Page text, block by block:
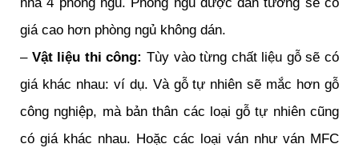
nhà 4 phòng ngủ. Phòng ngủ được dán tường sẽ có
giá cao hơn phòng ngủ không dán.
– Vật liệu thi công: Tùy vào từng chất liệu gỗ sẽ có
giá khác nhau: ví dụ. Và gỗ tự nhiên sẽ mắc hơn gỗ
công nghiệp, mà bản thân các loại gỗ tự nhiên cũng
có giá khác nhau. Hoặc các loại ván như ván MFC